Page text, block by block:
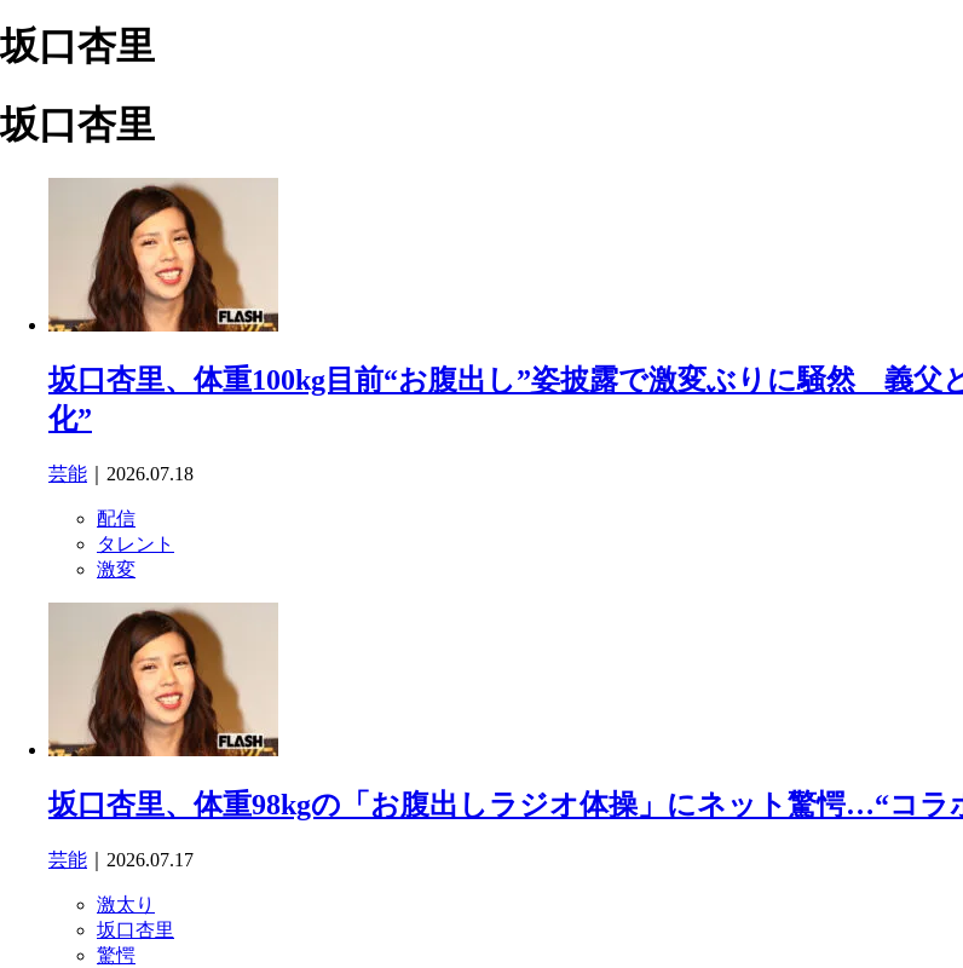
坂口杏里
坂口杏里
坂口杏里、体重100kg目前“お腹出し”姿披露で激変ぶりに騒然 義父
化”
芸能 ｜2026.07.18
配信
タレント
激変
坂口杏里、体重98kgの「お腹出しラジオ体操」にネット驚愕…“コラ
芸能 ｜2026.07.17
激太り
坂口杏里
驚愕